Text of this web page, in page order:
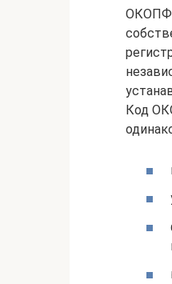
ОКОПФ
Код